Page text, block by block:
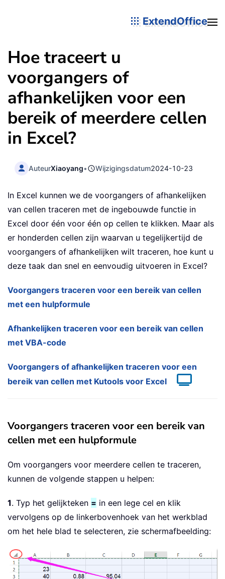
ExtendOffice
Hoe traceert u
voorgangers of
afhankelijken voor een
bereik of meerdere cellen
in Excel?
AuteurXiaoyang• Wijzigingsdatum2024-10-23
In Excel kunnen we de voorgangers of afhankelijken
van cellen traceren met de ingebouwde functie in
Excel door één voor één op cellen te klikken. Maar als
er honderden cellen zijn waarvan u tegelijkertijd de
voorgangers of afhankelijken wilt traceren, hoe kunt u
deze taak dan snel en eenvoudig uitvoeren in Excel?
Voorgangers traceren voor een bereik van cellen
met een hulpformule
Afhankelijken traceren voor een bereik van cellen
met VBA-code
Voorgangers of afhankelijken traceren voor een
bereik van cellen met Kutools voor Excel
Voorgangers traceren voor een bereik van
cellen met een hulpformule
Om voorgangers voor meerdere cellen te traceren,
kunnen de volgende stappen u helpen:
1. Typ het gelijkteken = in een lege cel en klik
vervolgens op de linkerbovenhoek van het werkblad
om het hele blad te selecteren, zie schermafbeelding: